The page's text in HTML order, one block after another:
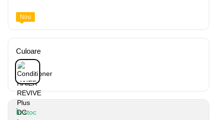
Nou
Culoare
În stoc